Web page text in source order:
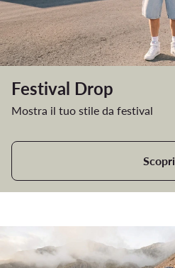
Festival Drop
Mostra il tuo stile da festival
Scopri